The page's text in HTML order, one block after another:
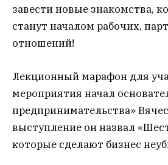
завести новые знакомства,
станут началом рабочих,
отношений!
Лекционный марафон для
мероприятия начал
предпринимательства»
выступление он назвал
которые сделают бизнес